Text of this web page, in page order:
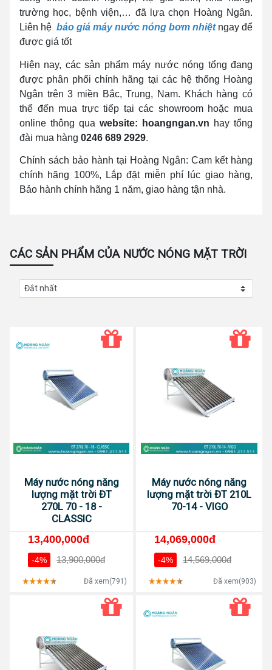
trường học, bệnh viện,… đã lựa chọn Hoàng Ngân.
Liên hệ báo giá máy nước nóng bơm nhiệtngay để
được giá tốt
Hiện nay, các sản phẩm máy nước nóng tổng đang
được phân phối chính hãng tại các hệ thống Hoàng
Ngân trên 3 miền Bắc, Trung, Nam. Khách hàng có
thể đến mua trực tiếp tại các showroom hoặc mua
online thông qua website: hoangngan.vn hay tổng
đài mua hàng 0246 689 2929.
Chính sách bảo hành tại Hoàng Ngân: Cam kết hàng
chính hãng 100%, Lắp đặt miễn phí lúc giao hàng,
Bảo hành chính hãng 1 năm, giao hàng tận nhà.
CÁC SẢN PHẨM CỦA NƯỚC NÓNG MẶT TRỜI
Máy nước nóng năng
lượng mặt trời ĐT
270L 70 - 18 -
CLASSIC
13,400,000đ
-4% 13,900,000đ
Đã xem(791)
Máy nước nóng năng
lượng mặt trời ĐT 210L
70-14 - VIGO
14,069,000đ
-4% 14,569,000đ
Đã xem(903)